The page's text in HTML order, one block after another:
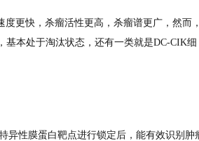
更快，杀瘤活性更高，杀瘤谱更广，然而
本处于淘汰状态，还有一类就是DC-CIK细
异性膜蛋白靶点进行锁定后，能有效识别肿